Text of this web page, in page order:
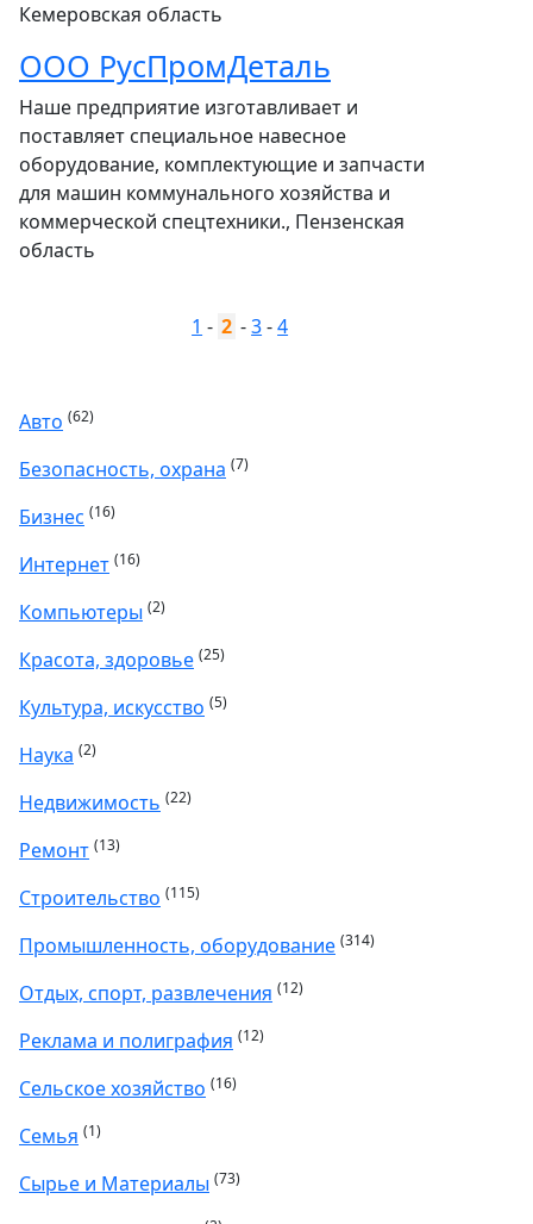
Кемеровская область
ООО РусПромДеталь
Наше предприятие изготавливает и
поставляет специальное навесное
оборудование, комплектующие и запчасти
для машин коммунального хозяйства и
коммерческой спецтехники., Пензенская
область
1 - 2 -3-4
Авто (62)
Безопасность, охрана (7)
Бизнес (16)
Интернет (16)
Компьютеры (2)
Красота, здоровье (25)
Культура, искусство (5)
Наука (2)
Недвижимость (22)
Ремонт (13)
Строительство (115)
Промышленность, оборудование (314)
Отдых, спорт, развлечения (12)
Реклама и полиграфия (12)
Сельское хозяйство (16)
Семья (1)
Сырье и Материалы (73)